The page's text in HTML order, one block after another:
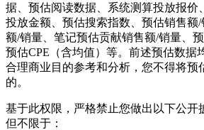
据、预估阅读数据、系统测算投放报价
投放金额、预估搜索指数、预估销售额
额/销量、笔记预估贡献销售额/销量、预
预估CPE（含均值）等。前述预估数据
合理商业目的参考和分析，您不得将预
的。
基于此权限，严格禁止您做出以下公开
但不限于：